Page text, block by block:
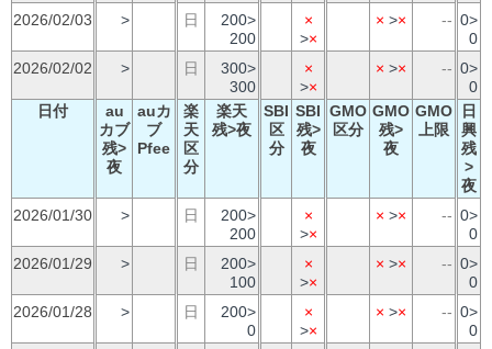
2026/02/03
> 日
200>
200
×
>×
× >× -- 0>
0
2026/02/02
> 日
300>
300
×
>×
× >× -- 0>
0
日付
au
カブ
残>
夜
auカ
ブ
Pfee
楽
天
区
分
楽天
残>夜
SBI
区
分
SBI
残>
夜
GMO
区分
GMO
残>
夜
GMO
上限
日
興
残
>
夜
2026/01/30
> 日
200>
200
×
>×
× >× -- 0>
0
2026/01/29
> 日
200>
100
×
>×
× >× -- 0>
0
2026/01/28
> 日
200>
0
×
>×
× >× -- 0>
0